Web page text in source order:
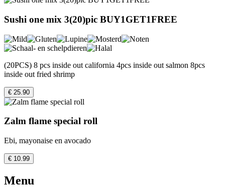
Sushi one mix 3(20)pic BUY1GET1FREE
(20PCS) 8 pcs inside out california 4pcs inside out salmon 8pcs
inside out fried shrimp
€ 25.90
Zalm flame special roll
Ebi, mayonaise en avocado
€ 10.99
Menu